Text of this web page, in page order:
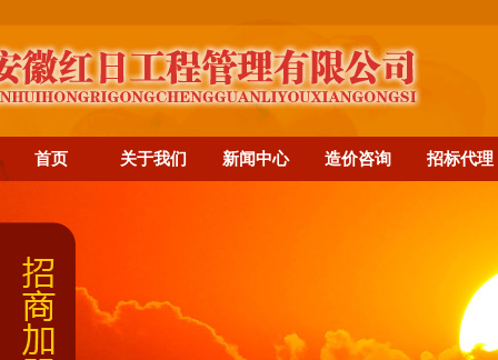
首页 关于我们 新闻中心 造价咨询 招标代理